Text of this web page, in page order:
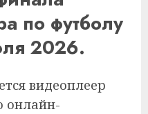
по футболу
2026.
видеоплеер
онлайн-